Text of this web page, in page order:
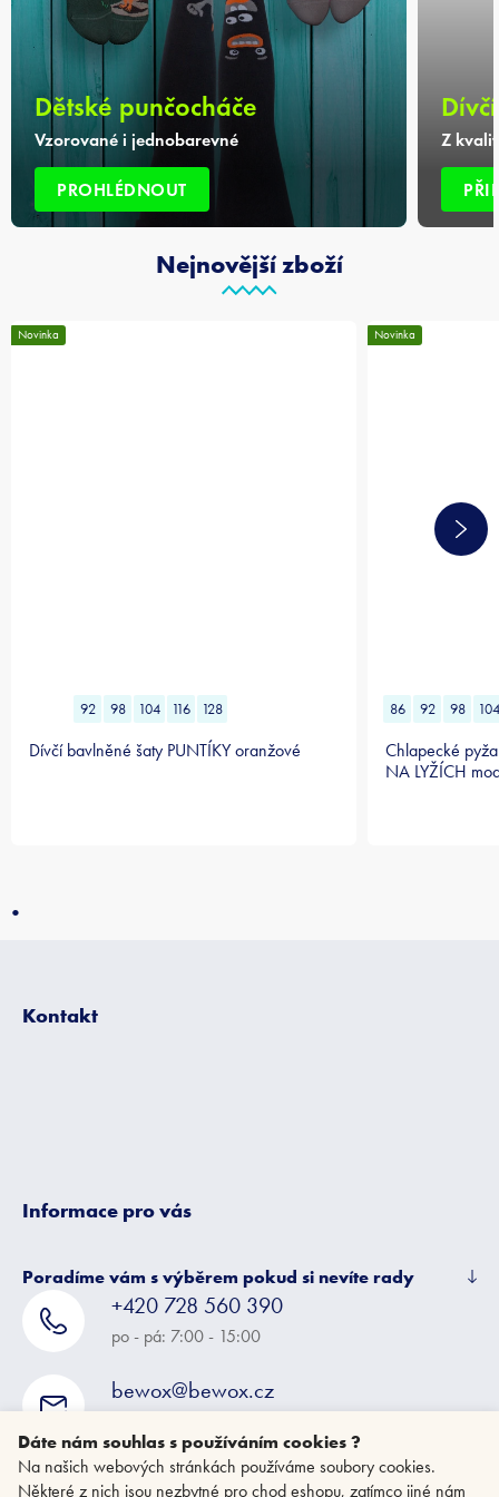
Dáte nám souhlas s používáním cookies ?
Na našich webových stránkách používáme soubory cookies.
Některé z nich jsou nezbytné pro chod eshopu, zatímco jiné nám
Dětské punčocháče
Vzorované i jednobarevné
PROHLÉDNOUT
Z
Nejnovější zboží
Novinka
92 98 104 116 128
Dívčí bavlněné šaty PUNTÍKY oranžové
Novinka
86 92 98 104
Chlapecké
NA LYŽÍCH
.
Kontakt
Informace pro vás
Poradíme vám s výběrem pokud si nevíte rady
+420 728 560 390
po - pá: 7:00 - 15:00
bewox@bewox.cz